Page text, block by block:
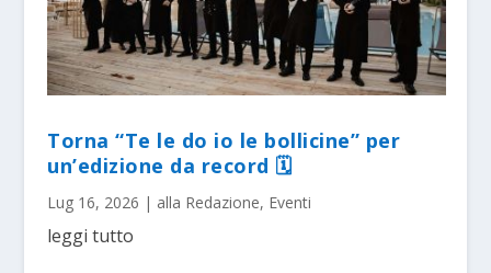
Torna “Te le do io le bollicine” per
un’edizione da record 🗓
Lug 16, 2026 | alla Redazione, Eventi
leggi tutto